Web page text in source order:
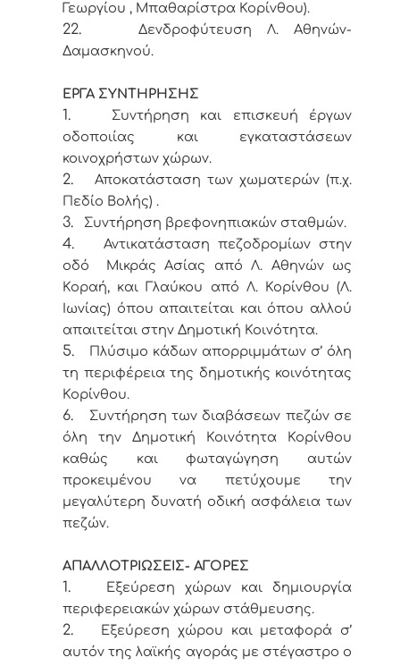
Γεωργίου , Μπαθαρίστρα Κορίνθου).
22.
Δενδροφύτευση Λ. Αθηνών-
Δαμασκηνού.
ΕΡΓΑ ΣΥΝΤΗΡΗΣΗΣ
1.
Συντήρηση και επισκευή έργων
οδοποιίας και εγκαταστάσεων
κοινοχρήστων χώρων.
2.
Αποκατάσταση των χωματερών (π.χ.
Πεδίο Βολής) .
3. Συντήρηση βρεφονηπιακών σταθμών.
4.
Αντικατάσταση πεζοδρομίων στην
οδό Μικράς Ασίας από Λ. Αθηνών ως
Κοραή, και Γλαύκου από Λ. Κορίνθου (Λ.
Ιωνίας) όπου απαιτείται και όπου αλλού
απαιτείται στην Δημοτική Κοινότητα.
5.
Πλύσιμο κάδων απορριμμάτων σ’ όλη
τη περιφέρεια της δημοτικής κοινότητας
Κορίνθου.
6.
Συντήρηση των διαβάσεων πεζών σε
όλη την Δημοτική Κοινότητα Κορίνθου
καθώς και φωταγώγηση αυτών
προκειμένου να πετύχουμε την
μεγαλύτερη δυνατή οδική ασφάλεια των
πεζών.
ΑΠΑΛΛΟΤΡΙΩΣΕΙΣ- ΑΓΟΡΕΣ
1.
Εξεύρεση χώρων και δημιουργία
περιφερειακών χώρων στάθμευσης.
2.
Εξεύρεση χώρου και μεταφορά σ’
αυτόν της λαϊκής αγοράς με στέγαστρο ο